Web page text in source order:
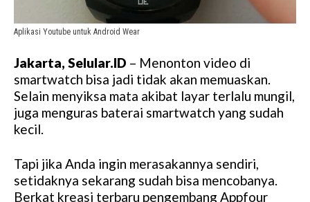
Aplikasi Youtube untuk Android Wear
Jakarta, Selular.ID – Menonton video di
smartwatch bisa jadi tidak akan memuaskan.
Selain menyiksa mata akibat layar terlalu mungil,
juga menguras baterai smartwatch yang sudah
kecil.
Tapi jika Anda ingin merasakannya sendiri,
setidaknya sekarang sudah bisa mencobanya.
Berkat kreasi terbaru pengembang Appfour